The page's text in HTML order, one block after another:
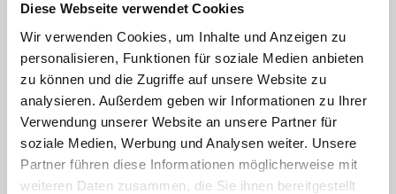
Diese Webseite verwendet Cookies
Wir verwenden Cookies, um Inhalte und Anzeigen zu
personalisieren, Funktionen für soziale Medien anbieten
zu können und die Zugriffe auf unsere Website zu
analysieren. Außerdem geben wir Informationen zu Ihrer
Verwendung unserer Website an unsere Partner für
soziale Medien, Werbung und Analysen weiter. Unsere
Partner führen diese Informationen möglicherweise mit
weiteren Daten zusammen, die Sie ihnen bereitgestellt
196,50 kWh / (m²*a)
Weitere Informationen
Wesentlicher Energieträger
Öl